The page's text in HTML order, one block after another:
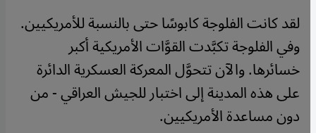
لقد كانت الفلوجة كابوسًا حتى بالنسبة للأمريكيين.
وفي الفلوجة تكبَّدت القوَّات الأمريكية أكبر
خسائرها. والآن تتحوَّل المعركة العسكرية الدائرة
على هذه المدينة إلى اختبار للجيش العراقي - من
دون مساعدة الأمريكيين.